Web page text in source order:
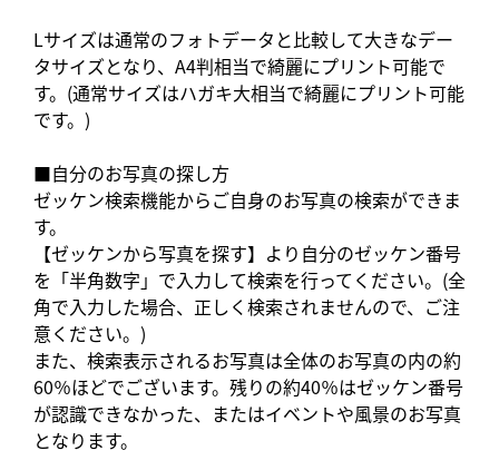
Lサイズは通常のフォトデータと比較して大きなデー
タサイズとなり、A4判相当で綺麗にプリント可能で
す。(通常サイズはハガキ大相当で綺麗にプリント可能
です。)
■自分のお写真の探し方
ゼッケン検索機能からご自身のお写真の検索ができま
す。
【ゼッケンから写真を探す】より自分のゼッケン番号
を「半角数字」で入力して検索を行ってください。(全
角で入力した場合、正しく検索されませんので、ご注
意ください。)
また、検索表示されるお写真は全体のお写真の内の約
60％ほどでございます。残りの約40％はゼッケン番号
が認識できなかった、またはイベントや風景のお写真
となります。